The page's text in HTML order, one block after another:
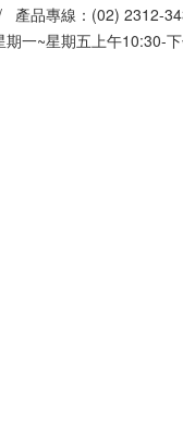
產品專線：(02)
期一~星期五上午10:30-